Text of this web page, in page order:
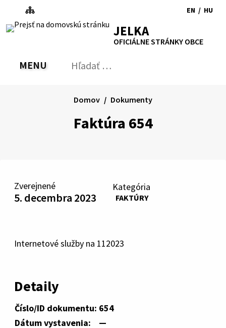
Preskočiť
obsah
RSS MapaTlačiť
Zvýšiť
kontrast
písmapísma
EN
to
/ HU
JELKA
OFICIÁLNE STRÁNKY OBCE
PREPNÚŤ
MENU Hľadať:
Faktúra 654
Domov Dokumenty
Zverejnené
5. decembra 2023
Kategória
FAKTÚRY
Internetové služby na 112023
Detaily
Číslo/ID dokumentu: 654
Dátum vystavenia:
—